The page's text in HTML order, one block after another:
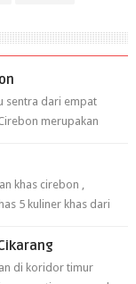
sentra dari empat
merupakan
khas cirebon ,
5 kuliner khas dari
di koridor timur